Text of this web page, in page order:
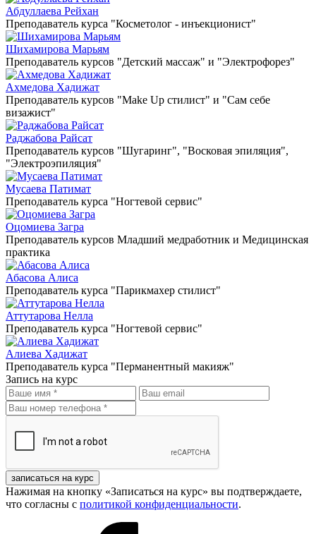
Абдуллаева Рейхан
Преподаватель курса "Косметолог - инъекционист"
Шихамирова Марьям
Преподаватель курсов "Детский массаж" и "Электрофорез"
Ахмедова Хадижат
Преподаватель курсов "Make Up стилист" и "Сам себе
визажист"
Раджабова Райсат
Преподаватель курсов "Шугаринг", "Восковая эпиляция",
"Электроэпиляция"
Мусаева Патимат
Преподаватель курса "Ногтевой сервис"
Оцомиева Загра
Преподаватель курсов Младший медработник и Медицинская
практика
Абасова Алиса
Преподаватель курса "Парикмахер стилист"
Аттутарова Нелла
Преподаватель курса "Ногтевой сервис"
Алиева Хадижат
Преподаватель курса "Перманентный макияж"
Запись на курс
записаться на курс
Нажимая на кнопку «Записаться на курс» вы подтверждаете,
что согласны с политикой конфиденциальности.